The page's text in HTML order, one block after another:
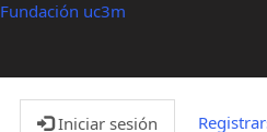
Fundación uc3m
Iniciar sesión